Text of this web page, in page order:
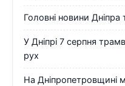
Головні новини Дніпра
У Дніпрі 7 серпня
рух
На Дніпропетровщині